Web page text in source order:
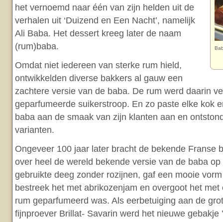
het vernoemd naar één van zijn helden uit de
verhalen uit ‘Duizend en Een Nacht’, namelijk
Ali Baba. Het dessert kreeg later de naam
(rum)baba.
Omdat niet iedereen van sterke rum hield,
ontwikkelden diverse bakkers al gauw een
zachtere versie van de baba. De rum werd daarin
geparfumeerde suikerstroop. En zo paste elke kok
baba aan de smaak van zijn klanten aan en
varianten.
Ongeveer 100 jaar later bracht de bekende Franse
over heel de wereld bekende versie van de baba
gebruikte deeg zonder rozijnen, gaf een mooie
bestreek het met abrikozenjam en overgoot het
rum geparfumeerd was. Als eerbetuiging aan de
fijnproever Brillat- Savarin werd het nieuwe gebakje